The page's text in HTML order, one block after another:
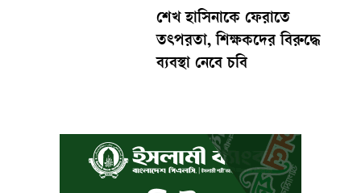
শেখ হাসিনাকে ফেরাতে
তৎপরতা, শিক্ষকদের বিরুদ্ধে
ব্যবস্থা নেবে চবি